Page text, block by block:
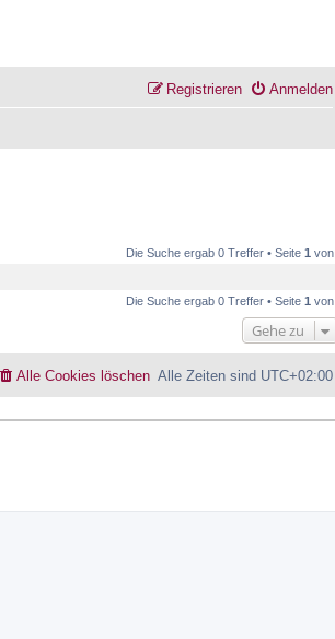
Anmelden
Registrieren
Die Suche ergab 0 Treffer • Seite 1 von
Die Suche ergab 0 Treffer • Seite 1 von
Gehe zu
Alle Zeiten sind UTC+02:00
Alle Cookies löschen